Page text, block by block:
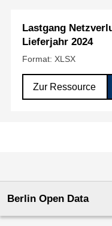
Lastgang
Lieferjahr 2024
Format: XLSX
Zur Ressource
Berlin Open Data